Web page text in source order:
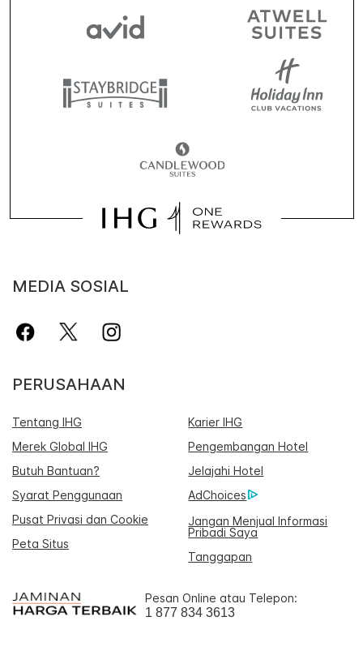
MEDIA SOSIAL
PERUSAHAAN
Tentang IHG
Karier IHG
Merek Global IHG
Pengembangan Hotel
Butuh Bantuan?
Jelajahi Hotel
Syarat Penggunaan
AdChoices
Pusat Privasi dan Cookie
Jangan Menjual Informasi
Pribadi Saya
Peta Situs
Tanggapan
Pesan Online atau Telepon:
1 877 834 3613